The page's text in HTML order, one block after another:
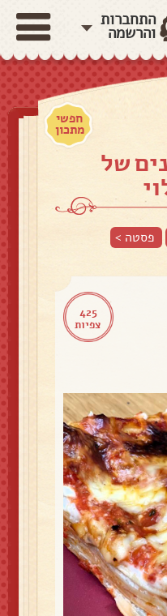
התחברות
והרשמה
חפשי
מתכון
של
פסטה >
425
צפיות